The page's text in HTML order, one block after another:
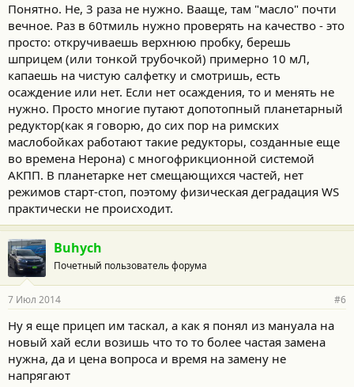
Понятно. Не, 3 раза не нужно. Вааще, там "масло" почти
вечное. Раз в 60тмиль нужно проверять на качество - это
просто: откручиваешь верхнюю пробку, берешь
шприцем (или тонкой трубочкой) примерно 10 мЛ,
капаешь на чистую салфетку и смотришь, есть
осаждение или нет. Если нет осаждения, то и менять не
нужно. Просто многие путают допотопный планетарный
редуктор(как я говорю, до сих пор на римских
маслобойках работают такие редукторы, созданные еще
во времена Нерона) с многофрикционной системой
АКПП. В планетарке нет смещающихся частей, нет
режимов старт-стоп, поэтому физическая деградация WS
практически не происходит.
Buhych
Почетный пользователь форума
7 Июл 2014 #6
Ну я еще прицеп им таскал, а как я понял из мануала на
новый хай если возишь что то то более частая замена
нужна, да и цена вопроса и время на замену не
напрягают